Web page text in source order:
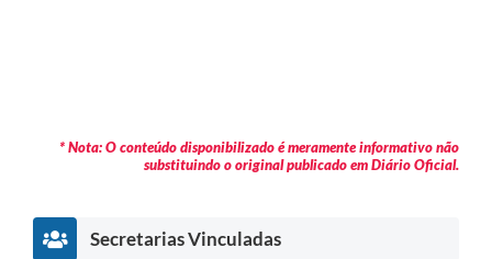
* Nota: O conteúdo disponibilizado é meramente informativo não
substituindo o original publicado em Diário Oficial.
Secretarias Vinculadas